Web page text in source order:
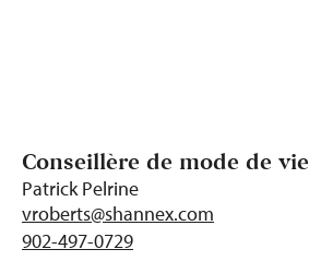
Conseillère de mode de vie
Patrick Pelrine
vroberts@shannex.com
902-497-0729